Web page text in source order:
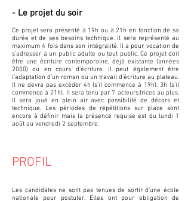
- Le projet du soir
Ce projet sera présenté à 19h ou à 21h en fonction de sa
durée et de ses besoins technique. Il sera représenté au
maximum 4 fois dans son intégralité. Il a pour vocation de
s’adresser à un public adulte ou tout public. Ce projet doit
être une écriture contemporaine, déjà existante (années
2000) ou en cours d’écriture. Il peut également être
l’adaptation d’un roman ou un travail d’écriture au plateau.
Il ne devra pas excéder 4h (s’il commence à 19h), 3h (s’il
commence à 21h). Il sera tenu par 7 acteurs.trices au plus.
Il sera joué en plein air avec possibilité de décors et
technique. Les périodes de répétitions sur place sont
encore à définir mais la présence requise est du lundi 1
août au vendredi 2 septembre.
PROFIL
Les candidates ne sont pas tenues de sortir d’une école
nationale pour postuler. Elles ont pour obligation de